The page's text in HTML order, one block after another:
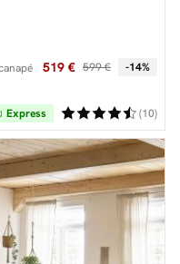
519 € 599 € -14%
(10)
Express